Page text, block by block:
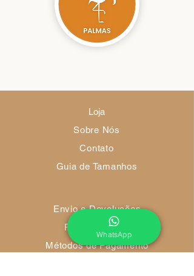
Loja
Sobre Nós
Contato
Guia de Tamanhos
Envio e Devoluções
Política da Loja
Métodos de Pagamento
WhatsApp